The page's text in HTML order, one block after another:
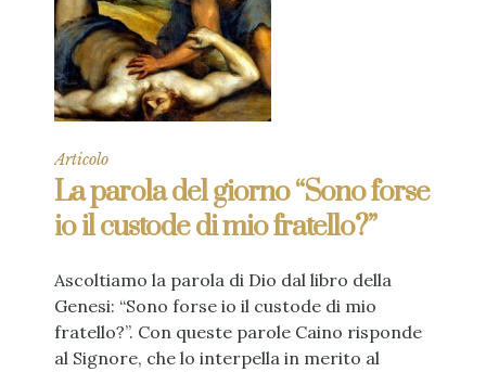
Articolo
La parola del giorno “Sono forse
io il custode di mio fratello?”
Ascoltiamo la parola di Dio dal libro della
Genesi: “Sono forse io il custode di mio
fratello?”. Con queste parole Caino risponde
al Signore, che lo interpella in merito al